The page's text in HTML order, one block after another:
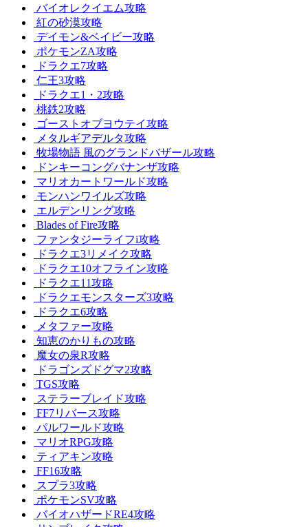
バイオレクイエム攻略
紅の砂漠攻略
デイモン&ベイビー攻略
ポケモンZA攻略
ドラクエ7攻略
仁王3攻略
ドラクエ1・2攻略
桃鉄2攻略
ゴーストオブヨウテイ攻略
メタルギアデルタ攻略
牧場物語 風のグランドバザール攻略
ドンキーコングバナンザ攻略
マリオカートワールド攻略
モンハンワイルズ攻略
エルデンリング攻略
Blades of Fire攻略
ファンタジーライフi攻略
ドラクエ3リメイク攻略
ドラクエ10オフライン攻略
ドラクエ11攻略
ドラクエモンスターズ3攻略
ドラクエ6攻略
メタファー攻略
知恵のかりもの攻略
魔女の泉R攻略
ドラゴンズドグマ2攻略
TGS攻略
ステラーブレイド攻略
FF7リバース攻略
パルワールド攻略
マリオRPG攻略
ティアキン攻略
FF16攻略
スプラ3攻略
ポケモンSV攻略
バイオハザードRE4攻略